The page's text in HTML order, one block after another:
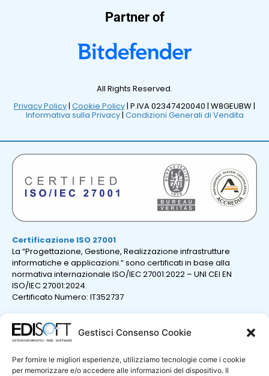
Gestisci Consenso Cookie
Per fornire le migliori esperienze, utilizziamo tecnologie come i cookie
per memorizzare e/o accedere alle informazioni del dispositivo. Il
Partner of
All Rights Reserved.
Privacy Policy| Cookie Policy| P.IVA 02347420040 | W8GEUBW |
Informativa sulla Privacy| Condizioni Generali di Vendita
Certificazione ISO 27001
La “Progettazione, Gestione, Realizzazione infrastrutture
informatiche e applicazioni.” sono certificati in base alla
normativa internazionale ISO/IEC 27001:2022 – UNI CEI EN
ISO/IEC 27001:2024.
Certificato Numero: IT352737